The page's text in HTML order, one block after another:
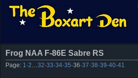
Frog NAA F-86E Sabre RS
Page: 1 ·2 32·33·34·35·36·37·38·39·40·41